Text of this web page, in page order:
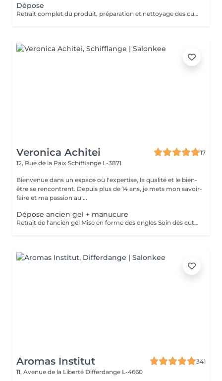
Dépose
Retrait complet du produit, préparation et nettoyage des cuticules en manucure russe, puis application d'huile pour cuticules et ongles afin de laisser une plaque propre, saine et hydratée.
Veronica Achitei
17
12, Rue de la Paix Schifflange L-3871
Bienvenue dans un espace où l'expertise, la qualité et le bien-
être se rencontrent. Depuis plus de 14 ans, je mets mon savoir-
faire et ma passion au ...
Dépose ancien gel + manucure
Retrait de l'ancien gel Mise en forme des ongles Soin des cuticules Manucure russe et hydratation des mains.
Aromas Institut
341
11, Avenue de la Liberté Differdange L-4660